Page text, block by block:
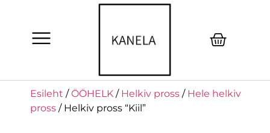
Esileht /ÖÖHELK / Helkiv pross / Hele helkiv
pross / Helkiv pross “Kiil”